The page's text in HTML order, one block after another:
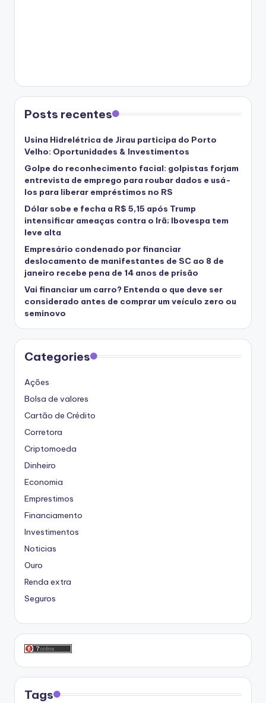
Posts recentes
Usina Hidrelétrica de Jirau participa do Porto
Velho: Oportunidades & Investimentos
Golpe do reconhecimento facial: golpistas forjam
entrevista de emprego para roubar dados e usá-
los para liberar empréstimos no RS
Dólar sobe e fecha a R$ 5,15 após Trump
intensificar ameaças contra o Irã; Ibovespa tem
leve alta
Empresário condenado por financiar
deslocamento de manifestantes de SC ao 8 de
janeiro recebe pena de 14 anos de prisão
Vai financiar um carro? Entenda o que deve ser
considerado antes de comprar um veículo zero ou
seminovo
Categories
Ações
Bolsa de valores
Cartão de Crédito
Corretora
Criptomoeda
Dinheiro
Economia
Emprestimos
Financiamento
Investimentos
Noticias
Ouro
Renda extra
Seguros
Tags